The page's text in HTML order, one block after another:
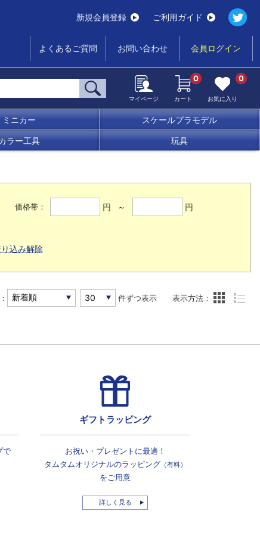
新規会員登録 ご利用ガイド
よくあるご質問 お問い合わせ 会員ログイン
マイページ カート
0
お気に入り
0
ミニカー スケールプラモデル
ラー工具 玩具
価格帯： 円 ～ 円
込み解除
件ずつ表示 表示方法：
で
ギフトラッピング
お祝い・プレゼントに最適！
タムタムオリジナルのラッピング（有料）
をご用意
詳しく見る